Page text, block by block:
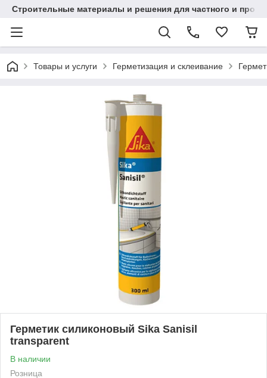
Строительные материалы и решения для частного и
Товары и услуги Герметизация и склеивание
Герметик силиконовый Sika Sanisil
transparent
В наличии
Розница